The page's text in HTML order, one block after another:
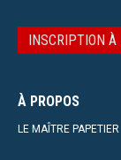
INSCRIPTION
À PROPOS
LE MAÎTRE PAPETIER